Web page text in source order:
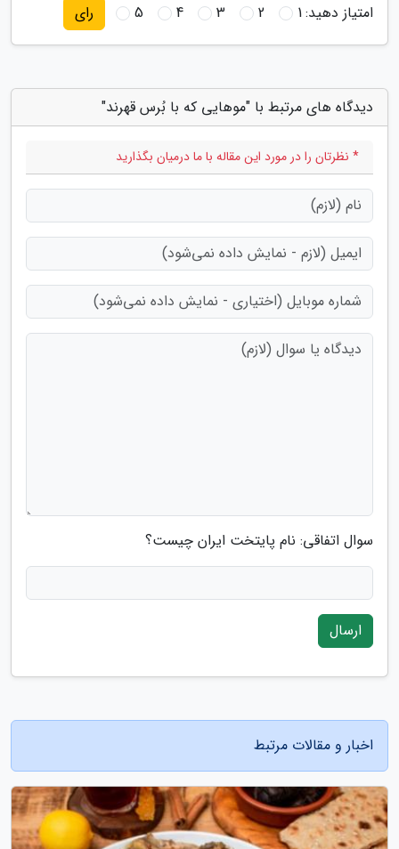
امتیاز دهید:1
2
3
4
5 رای
دیدگاه های مرتبط با "موهایی که با بُرس قهرند"
* نظرتان را در مورد این مقاله با ما درمیان بگذارید
سوال اتفاقی: نام پایتخت ایران چیست؟
ارسال
اخبار و مقالات مرتبط